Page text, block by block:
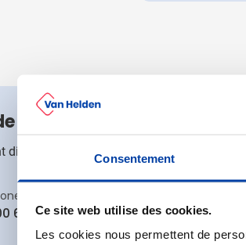
Consentement
Ce site web utilise des cookies.
Les cookies nous permettent de
Afficher le sous-menu pour la
Afficher le sous-menu pour la
?
disponibles les jours ouvrables jusqu'à
643